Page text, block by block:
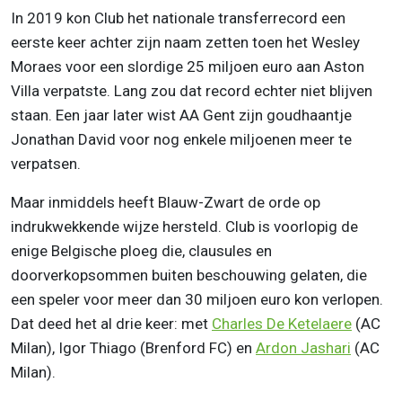
In 2019 kon Club het nationale transferrecord een
eerste keer achter zijn naam zetten toen het Wesley
Moraes voor een slordige 25 miljoen euro aan Aston
Villa verpatste. Lang zou dat record echter niet blijven
staan. Een jaar later wist AA Gent zijn goudhaantje
Jonathan David voor nog enkele miljoenen meer te
verpatsen.
Maar inmiddels heeft Blauw-Zwart de orde op
indrukwekkende wijze hersteld. Club is voorlopig de
enige Belgische ploeg die, clausules en
doorverkopsommen buiten beschouwing gelaten, die
een speler voor meer dan 30 miljoen euro kon verlopen.
Dat deed het al drie keer: met Charles De Ketelaere (AC
Milan), Igor Thiago (Brenford FC) en Ardon Jashari (AC
Milan).